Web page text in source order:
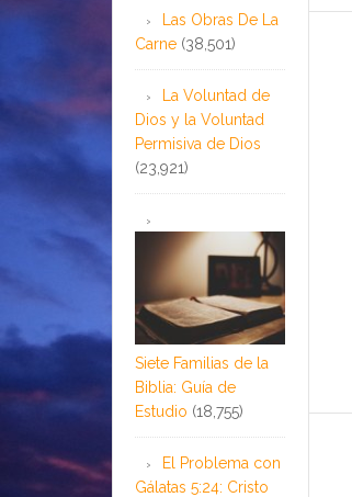
Las Obras De La
Carne (38,501)
La Voluntad de
Dios y la Voluntad
Permisiva de Dios
(23,921)
Siete Familias de la
Biblia: Guía de
Estudio (18,755)
El Problema con
Gálatas 5:24: Cristo